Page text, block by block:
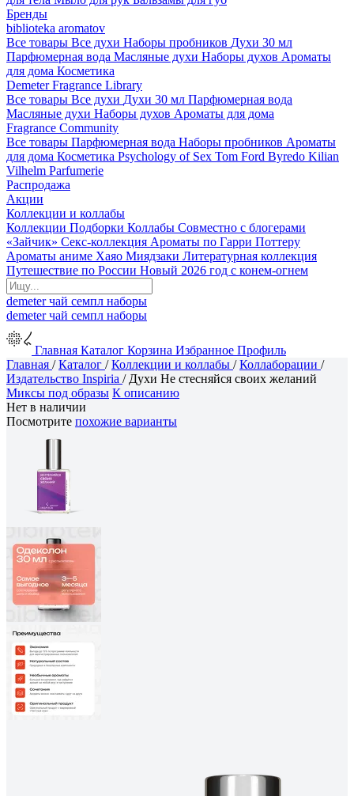
Бренды
biblioteka aromatov
Все товары Все духи Наборы пробников Духи 30 мл
Парфюмерная вода Масляные духи Наборы духов Ароматы
для дома Косметика
Demeter Fragrance Library
Все товары Все духи Духи 30 мл Парфюмерная вода
Масляные духи Наборы духов Ароматы для дома
Fragrance Community
Все товары Парфюмерная вода Наборы пробников Ароматы
для дома Косметика Psychology of Sex Tom Ford Byredo Kilian
Vilhelm Parfumerie
Распродажа
Акции
Коллекции и коллабы
Коллекции Подборки Коллабы Совместно с блогерами
«Зайчик» Секс-коллекция Ароматы по Гарри Поттеру
Ароматы аниме Хаяо Миядзаки Литературная коллекция
Путешествие по России Новый 2026 год с конем-огнем
demeterчай семпл наборы
demeterчай семпл наборы
Главная Каталог Корзина Избранное Профиль
Главная /Каталог /Коллекции и коллабы /Коллаборации /
Издательство Inspiria / Духи Не стесняйся своих желаний
Миксы под образы К описанию
Нет в наличии
Посмотрите похожие варианты